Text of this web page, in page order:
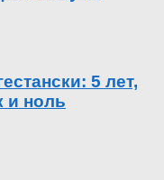
5 лет,
и ноль